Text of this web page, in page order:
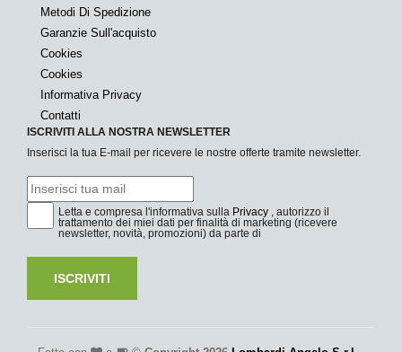
Metodi Di Spedizione
Garanzie Sull'acquisto
Cookies
Cookies
Informativa Privacy
Contatti
ISCRIVITI ALLA NOSTRA NEWSLETTER
Inserisci la tua E-mail per ricevere le nostre offerte tramite newsletter.
Letta e compresa l'informativa sulla Privacy , autorizzo il
trattamento dei miei dati per finalità di marketing (ricevere
newsletter, novità, promozioni) da parte di
ISCRIVITI